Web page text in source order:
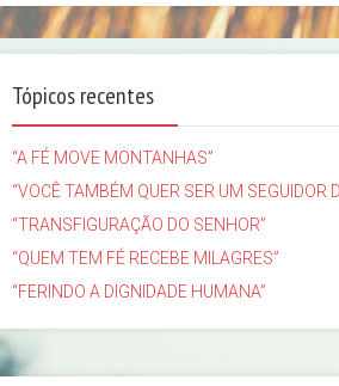
Tópicos recentes
“A FÉ MOVE MONTANHAS”
“VOCÊ TAMBÉM QUER SER UM SEGUIDOR
“TRANSFIGURAÇÃO DO SENHOR”
“QUEM TEM FÉ RECEBE MILAGRES”
“FERINDO A DIGNIDADE HUMANA”